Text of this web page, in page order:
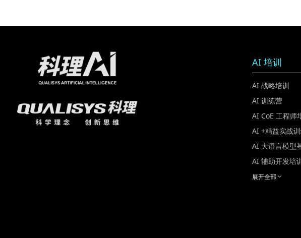
AI 培训
AI 战略培训
AI 训练营
AI CoE 工程师
AI +精益实战
AI 大语言模型
AI 辅助开发培
展开全部